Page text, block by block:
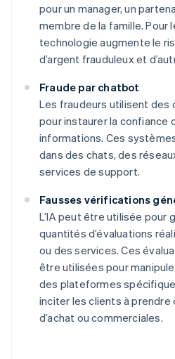
pour un manager, un
membre de la famille.
technologie augmente le
d’argent frauduleux et
Fraude par chatbot
Les fraudeurs utilisent
pour instaurer la confiance
informations. Ces
dans des chats, des
services de support.
Fausses vérifications
L’IA peut être utilisée pour
quantités d’évaluations
ou des services. Ces
être utilisées pour
des plateformes
inciter les clients à prendre
d’achat ou commerciales.